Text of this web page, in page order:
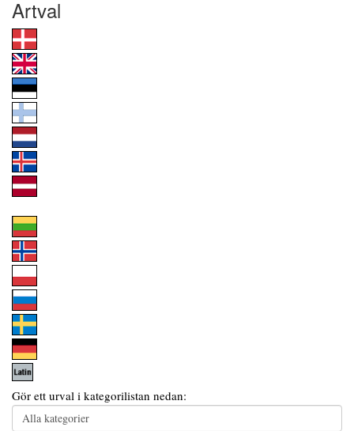
Artval
Gör ett urval i kategorilistan nedan: